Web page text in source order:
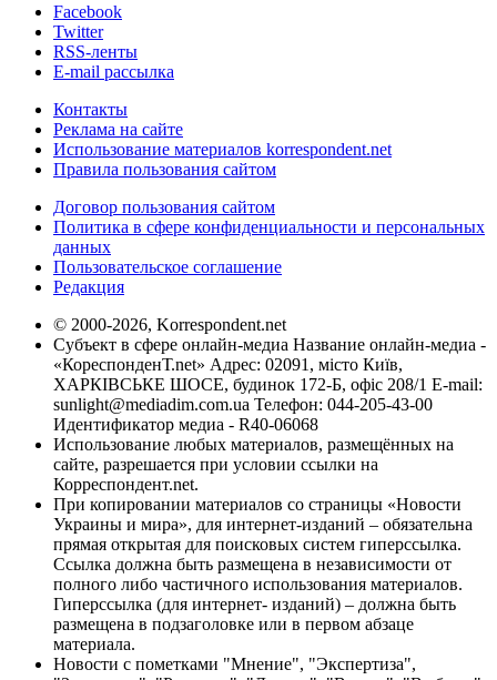
Facebook
Twitter
RSS-ленты
E-mail рассылка
Контакты
Реклама на сайте
Использование материалов korrespondent.net
Правила пользования сайтом
Договор пользования сайтом
Политика в сфере конфиденциальности и персональных
данных
Пользовательское соглашение
Редакция
© 2000-2026, Korrespondent.net
Субъект в сфере онлайн-медиа Название онлайн-медиа -
«КореспонденТ.net» Адрес: 02091, місто Київ,
ХАРКІВСЬКЕ ШОСЕ, будинок 172-Б, офіс 208/1 E-mail:
sunlight@mediadim.com.ua Телефон: 044-205-43-00
Идентификатор медиа - R40-06068
Использование любых материалов, размещённых на
сайте, разрешается при условии ссылки на
Корреспондент.net.
При копировании материалов со страницы «Новости
Украины и мира», для интернет-изданий – обязательна
прямая открытая для поисковых систем гиперссылка.
Ссылка должна быть размещена в независимости от
полного либо частичного использования материалов.
Гиперссылка (для интернет- изданий) – должна быть
размещена в подзаголовке или в первом абзаце
материала.
Новости с пометками "Мнение", "Экспертиза",